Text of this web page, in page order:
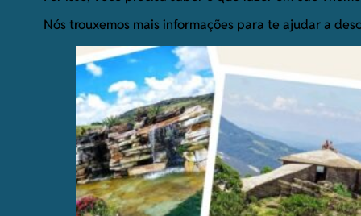
Nós trouxemos mais informações para te ajudar a